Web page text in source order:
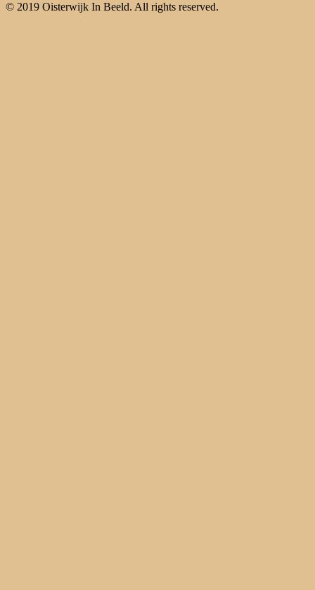
© 2019 Oisterwijk In Beeld. All rights reserved.